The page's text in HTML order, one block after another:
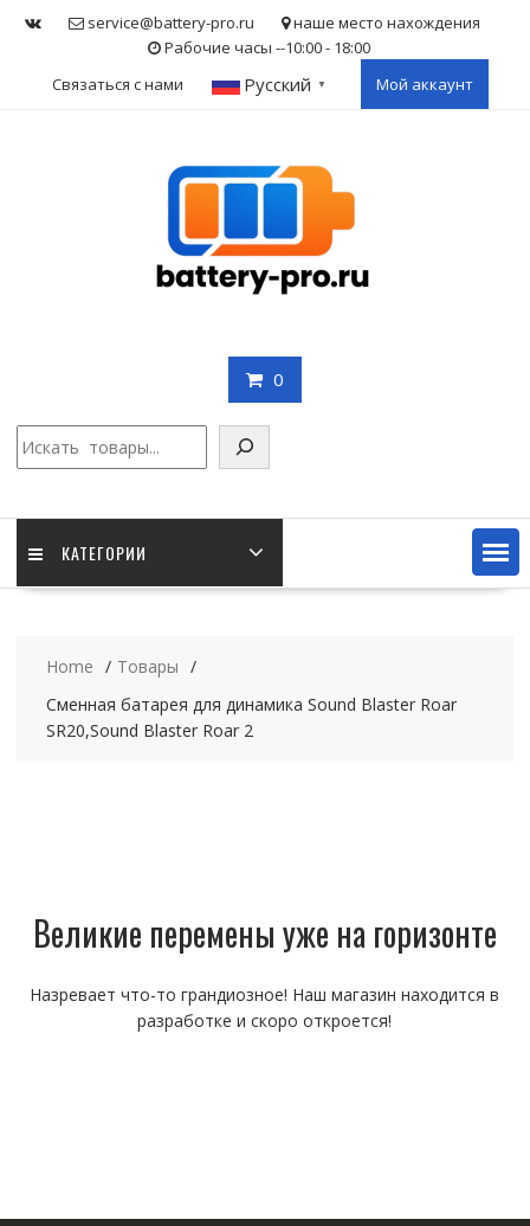
service@battery-pro.ru
наше место нахождения
Рабочие часы --10:00 - 18:00
Связаться с нами
Русский ▼ Мой аккаунт
0
КАТЕГОРИИ
Home
Товары
Сменная батарея для динамика Sound Blaster Roar
SR20,Sound Blaster Roar 2
Великие перемены уже на горизонте
Назревает что-то грандиозное! Наш магазин находится в
разработке и скоро откроется!